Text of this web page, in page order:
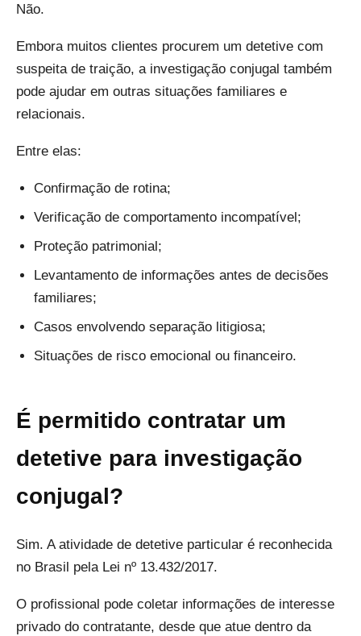
Não.
Embora muitos clientes procurem um detetive com
suspeita de traição, a investigação conjugal também
pode ajudar em outras situações familiares e
relacionais.
Entre elas:
Confirmação de rotina;
Verificação de comportamento incompatível;
Proteção patrimonial;
Levantamento de informações antes de decisões
familiares;
Casos envolvendo separação litigiosa;
Situações de risco emocional ou financeiro.
É permitido contratar um
detetive para investigação
conjugal?
Sim. A atividade de detetive particular é reconhecida
no Brasil pela Lei nº 13.432/2017.
O profissional pode coletar informações de interesse
privado do contratante, desde que atue dentro da